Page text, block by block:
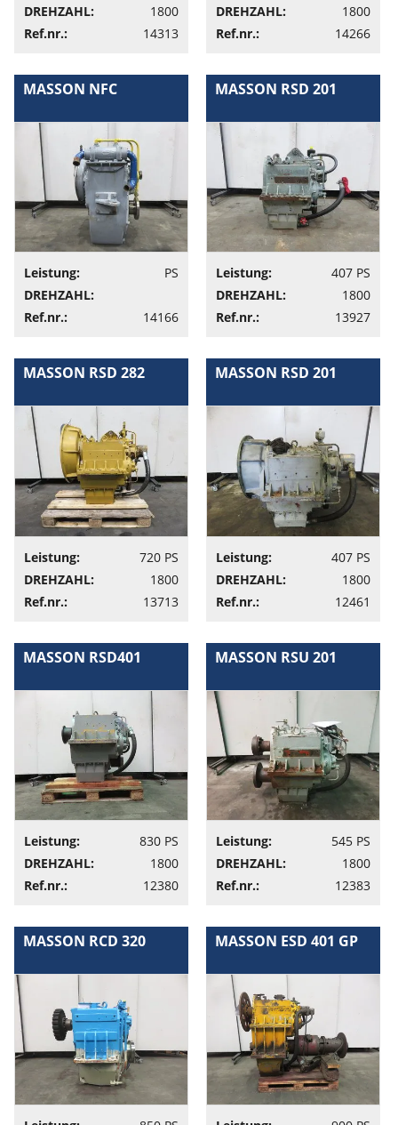
DREHZAHL:
1800
Ref.nr.:
14313
DREHZAHL:
1800
Ref.nr.:
14266
MASSON NFC
Leistung:
PS
DREHZAHL:
Ref.nr.:
14166
MASSON RSD 201
Leistung:
407 PS
DREHZAHL:
1800
Ref.nr.:
13927
MASSON RSD 282
Leistung:
720 PS
DREHZAHL:
1800
Ref.nr.:
13713
MASSON RSD 201
Leistung:
407 PS
DREHZAHL:
1800
Ref.nr.:
12461
MASSON RSD401
Leistung:
830 PS
DREHZAHL:
1800
Ref.nr.:
12380
MASSON RSU 201
Leistung:
545 PS
DREHZAHL:
1800
Ref.nr.:
12383
MASSON RCD 320 MASSON ESD 401 GP